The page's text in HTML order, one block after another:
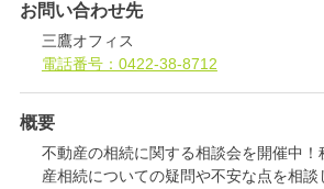
お問い合わせ先
三鷹オフィス
電話番号：0422-38-8712
概要
不動産の相続に関する相談会を開催中
産相続についての疑問や不安な点を相